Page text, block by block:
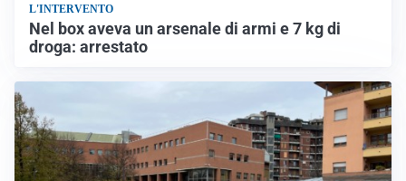
L'INTERVENTO
Nel box aveva un arsenale di armi e 7 kg di
droga: arrestato